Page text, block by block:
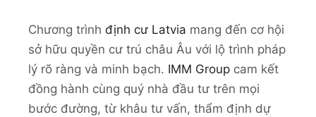
Chương trình định cư Latvia mang đến cơ hội
sở hữu quyền cư trú châu Âu với lộ trình pháp
lý rõ ràng và minh bạch. IMM Group cam kết
đồng hành cùng quý nhà đầu tư trên mọi
bước đường, từ khâu tư vấn, thẩm định dự